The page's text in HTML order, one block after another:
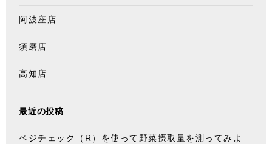
阿波座店
須磨店
高知店
最近の投稿
ベジチェック（R）を使って野菜摂取量を測ってみよ